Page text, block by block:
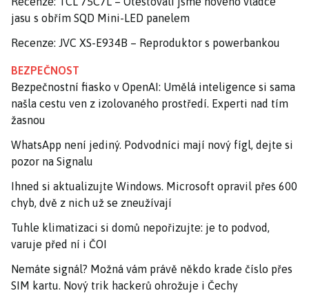
jasu s obřím SQD Mini-LED panelem
Recenze: JVC XS-E934B – Reproduktor s powerbankou
BEZPEČNOST
Bezpečnostní fiasko v OpenAI: Umělá inteligence si sama
našla cestu ven z izolovaného prostředí. Experti nad tím
žasnou
WhatsApp není jediný. Podvodníci mají nový fígl, dejte si
pozor na Signalu
Ihned si aktualizujte Windows. Microsoft opravil přes 600
chyb, dvě z nich už se zneužívají
Tuhle klimatizaci si domů nepořizujte: je to podvod,
varuje před ní i ČOI
Nemáte signál? Možná vám právě někdo krade číslo přes
SIM kartu. Nový trik hackerů ohrožuje i Čechy